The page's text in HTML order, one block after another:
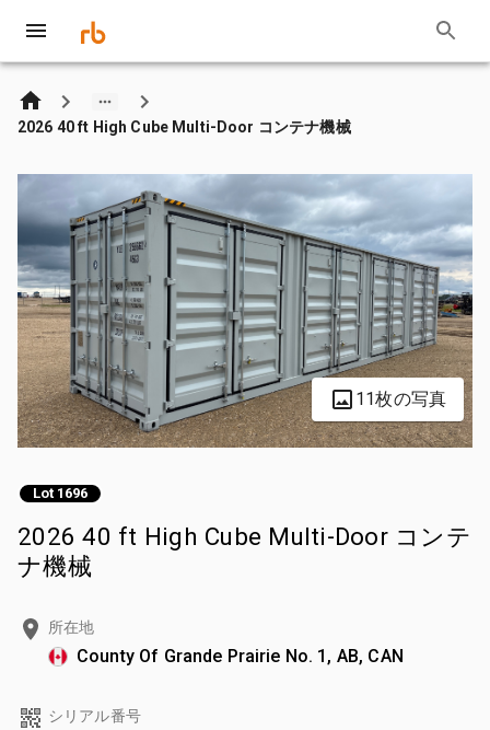
2026 40 ft High Cube Multi-Door コンテナ機械
11枚の写真
Lot 1696
2026 40 ft High Cube Multi-Door コンテ
ナ機械
所在地
County Of Grande Prairie No. 1, AB, CAN
シリアル番号